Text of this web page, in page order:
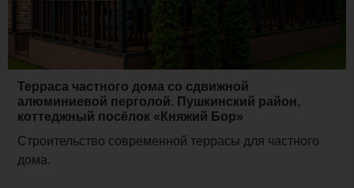
Терраса частного дома со сдвижной
алюминиевой перголой. Пушкинский район,
коттеджный посёлок «Княжий Бор»
Строительство современной террасы для частного
дома.